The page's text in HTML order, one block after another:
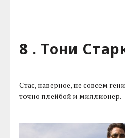
8 . Тони
Стас, наверное, не совсем
точно плейбой и миллионер.